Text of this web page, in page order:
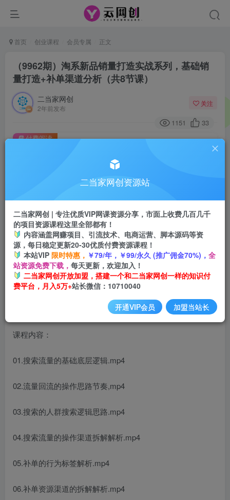
首页 创业课程 会员专属 正文
（9962期）淘系新品销量打造实战系列，基础销
量打造+补单渠道分析（共8节课）
二当家网创
2年前发布
关注
1151 33
此内容为付费阅读，请付费后查看
会员专属资源
会员免费
开通会员
付费阅读
课程内容：
01.搜索流量的基础底层逻辑.mp4
02.流量回流的操作思路节奏,mp4
03.搜索的人群搜索逻辑思路.mp4
04.搜索流量的操作渠道拆解解析.mp4
05.补单的行为标签解析.mp4
06.补单资源渠道的拆解解析.mp4
二当家网创资源站
二当家网创 | 专注优质VIP网课资源分享，市面上收费几百几千
的项目资源课程这里全部都有！
内容涵盖网赚项目、引流技术、电商运营、脚本源码等资
源，每日稳定更新20-30优质付费资源课程！
本站VIP 限时特惠， ￥79/年，￥99/永久 (推广佣金70%)， 全
站资源免费下载， 每天更新，欢迎加入！
二当家网创开放加盟，搭建一个和二当家网创一样的知识付
费平台，月入5万+站长微信：10710040
开通VIP会员 加盟当站长